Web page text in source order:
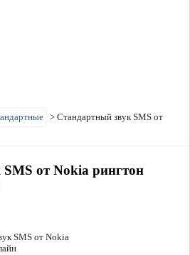
> Стандартный звук SMS от
от Nokia рингтон
SMS от Nokia